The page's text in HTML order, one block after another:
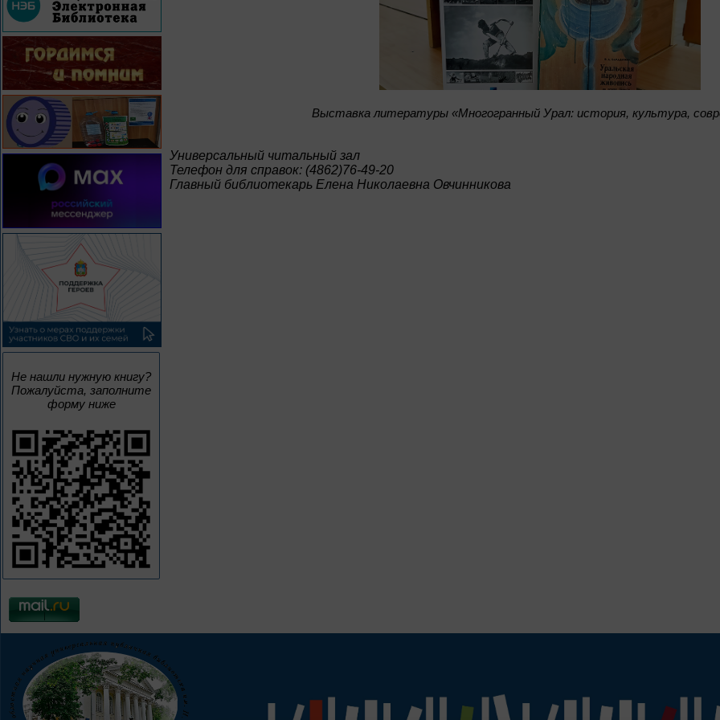
Не нашли нужную книгу?
Пожалуйста, заполните
форму ниже
Bыставка литературы «Многогранный Урал: история, культура,
Универсальный читальный зал
Телефон для справок: (4862)76-49-20
Главный библиотекарь Елена Николаевна Овчинникова